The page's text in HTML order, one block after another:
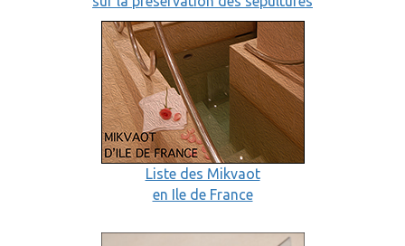
Liste des Mikvaot
en Ile de France